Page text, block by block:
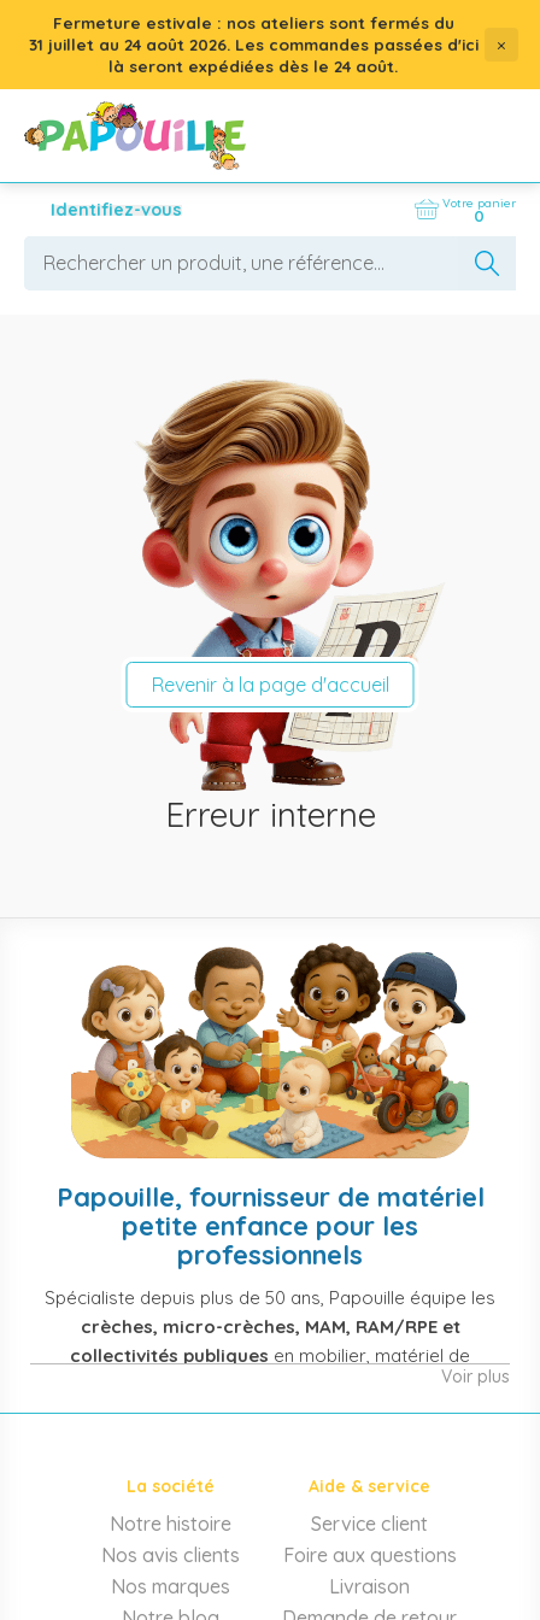
Fermeture estivale : nos ateliers sont fermés du
31 juillet au 24 août 2026. Les commandes passées d'ici
là seront expédiées dès le 24 août.
×
Identifiez-vous Votre panier
0
Revenir à la page d'accueil
Erreur interne
Papouille, fournisseur de matériel
petite enfance pour les
professionnels
Spécialiste depuis plus de 50 ans, Papouille équipe les
crèches, micro-crèches, MAM, RAM/RPE et
collectivités publiques en mobilier, matériel de
puériculture, jouets et équipement pour structures
d'accueil de la petite enfance. Notre offre couvre
cabinets infirmiers).
Mobilier et équipement de crèche
Lits crèche en bois, couchettes empilables, meubles à
langer sur mesure en résine antibactérienne, tables et
Voir plus
La société
Notre histoire
Nos avis clients
Nos marques
Aide & service
Service client
Foire aux questions
Livraison